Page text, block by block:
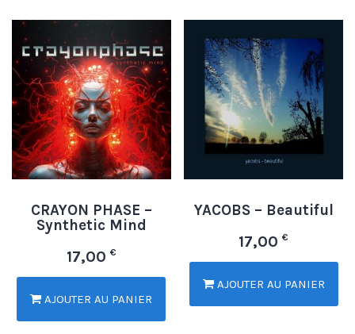
CRAYON PHASE –
Synthetic Mind
17,00 €
AJOUTER AU PANIER
YACOBS – Beautiful
17,00€
AJOUTER AU PANIER